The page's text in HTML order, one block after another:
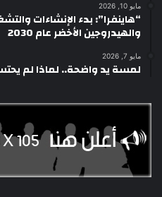
مايو 10, 2026
“هاينفرا”: بدء الإنشاءات
والهيدروجين الأخضر عام 2030
مايو 7, 2026
لمسة يد واضحة.. لماذا لم